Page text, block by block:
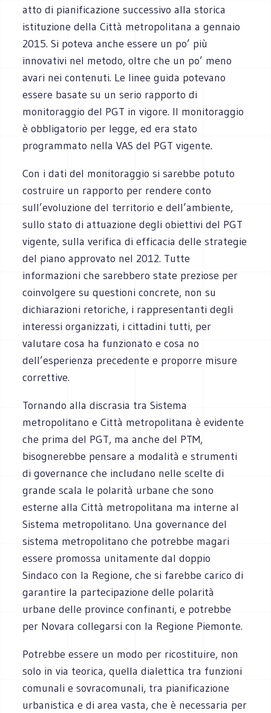
atto di pianificazione successivo alla storica
istituzione della Città metropolitana a gennaio
2015. Si poteva anche essere un po’ più
innovativi nel metodo, oltre che un po’ meno
avari nei contenuti. Le linee guida potevano
essere basate su un serio rapporto di
monitoraggio del PGT in vigore. Il monitoraggio
è obbligatorio per legge, ed era stato
programmato nella VAS del PGT vigente.
Con i dati del monitoraggio si sarebbe potuto
costruire un rapporto per rendere conto
sull’evoluzione del territorio e dell’ambiente,
sullo stato di attuazione degli obiettivi del PGT
vigente, sulla verifica di efficacia delle strategie
del piano approvato nel 2012. Tutte
informazioni che sarebbero state preziose per
coinvolgere su questioni concrete, non su
dichiarazioni retoriche, i rappresentanti degli
interessi organizzati, i cittadini tutti, per
valutare cosa ha funzionato e cosa no
dell’esperienza precedente e proporre misure
correttive.
Tornando alla discrasia tra Sistema
metropolitano e Città metropolitana è evidente
che prima del PGT, ma anche del PTM,
bisognerebbe pensare a modalità e strumenti
di governance che includano nelle scelte di
grande scala le polarità urbane che sono
esterne alla Città metropolitana ma interne al
Sistema metropolitano. Una governance del
sistema metropolitano che potrebbe magari
essere promossa unitamente dal doppio
Sindaco con la Regione, che si farebbe carico di
garantire la partecipazione delle polarità
urbane delle province confinanti, e potrebbe
per Novara collegarsi con la Regione Piemonte.
Potrebbe essere un modo per ricostituire, non
solo in via teorica, quella dialettica tra funzioni
comunali e sovracomunali, tra pianificazione
urbanistica e di area vasta, che è necessaria per